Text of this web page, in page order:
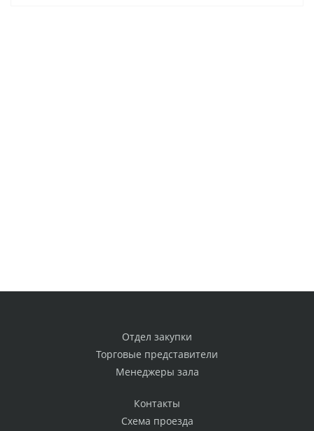
Отдел закупки
Торговые представители
Менеджеры зала
Контакты
Схема проезда